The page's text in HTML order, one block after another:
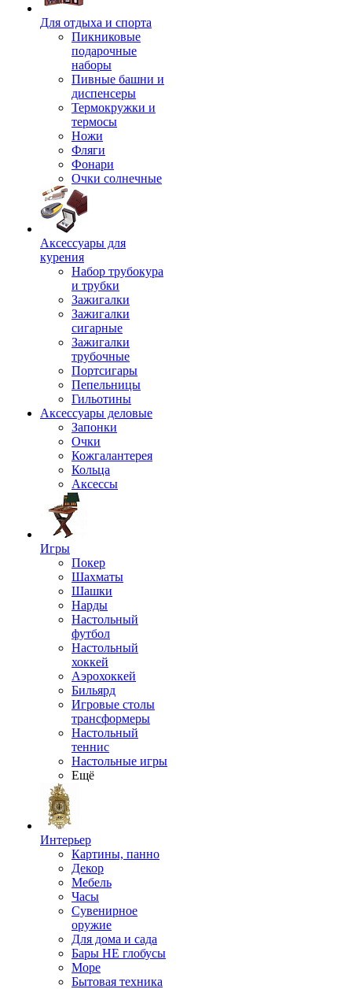
Для отдыха и спорта
Пикниковые
подарочные
наборы
Пивные башни и
диспенсеры
Термокружки и
термосы
Ножи
Фляги
Фонари
Очки солнечные
Аксессуары для
курения
Набор трубокура
и трубки
Зажигалки
Зажигалки
сигарные
Зажигалки
трубочные
Портсигары
Пепельницы
Гильотины
Аксессуары деловые
Запонки
Очки
Кожгалантерея
Кольца
Аксессы
Игры
Покер
Шахматы
Шашки
Нарды
Настольный
футбол
Настольный
хоккей
Аэрохоккей
Бильярд
Игровые столы
трансформеры
Настольный
теннис
Настольные игры
Ещё
Интерьер
Картины, панно
Декор
Мебель
Часы
Сувенирное
оружие
Для дома и сада
Бары НЕ глобусы
Море
Бытовая техника